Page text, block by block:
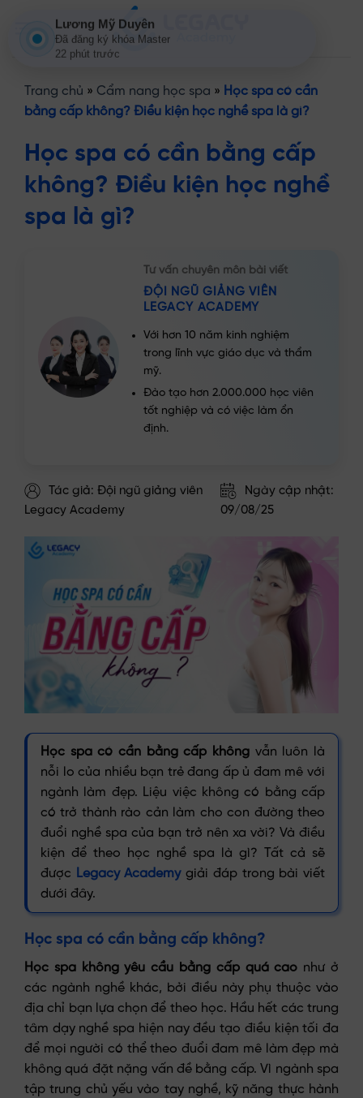
Lương Mỹ Duyên
Đã đăng ký khóa Master
22 phút trước
Trang chủ » Cẩm nang học spa » Học spa có cần
bằng cấp không? Điều kiện học nghề spa là gì?
Học spa có cần bằng cấp
không? Điều kiện học nghề
spa là gì?
Tư vấn chuyên môn bài viết
ĐỘI NGŨ GIẢNG VIÊN
LEGACY ACADEMY
Với hơn 10 năm kinh nghiệm
trong lĩnh vực giáo dục và thẩm
mỹ.
Đào tạo hơn 2.000.000 học viên
tốt nghiệp và có việc làm ổn
định.
Tác giả: Đội ngũ giảng viên
Legacy Academy
Ngày cập nhật:
09/08/25
Học spa có cần bằng cấp không vẫn luôn là
nỗi lo của nhiều bạn trẻ đang ấp ủ đam mê với
ngành làm đẹp. Liệu việc không có bằng cấp
có trở thành rào cản làm cho con đường theo
đuổi nghề spa của bạn trở nên xa vời? Và điều
kiện để theo học nghề spa là gì? Tất cả sẽ
được Legacy Academygiải đáp trong bài viết
dưới đây.
Học spa có cần bằng cấp không?
Học spa không yêu cầu bằng cấp quá cao như ở
các ngành nghề khác, bởi điều này phụ thuộc vào
địa chỉ bạn lựa chọn để theo học. Hầu hết các trung
tâm dạy nghề spa hiện nay đều tạo điều kiện tối đa
để mọi người có thể theo đuổi đam mê làm đẹp mà
không quá đặt nặng vấn đề bằng cấp. Vì ngành spa
tập trung chủ yếu vào tay nghề, kỹ năng thực hành